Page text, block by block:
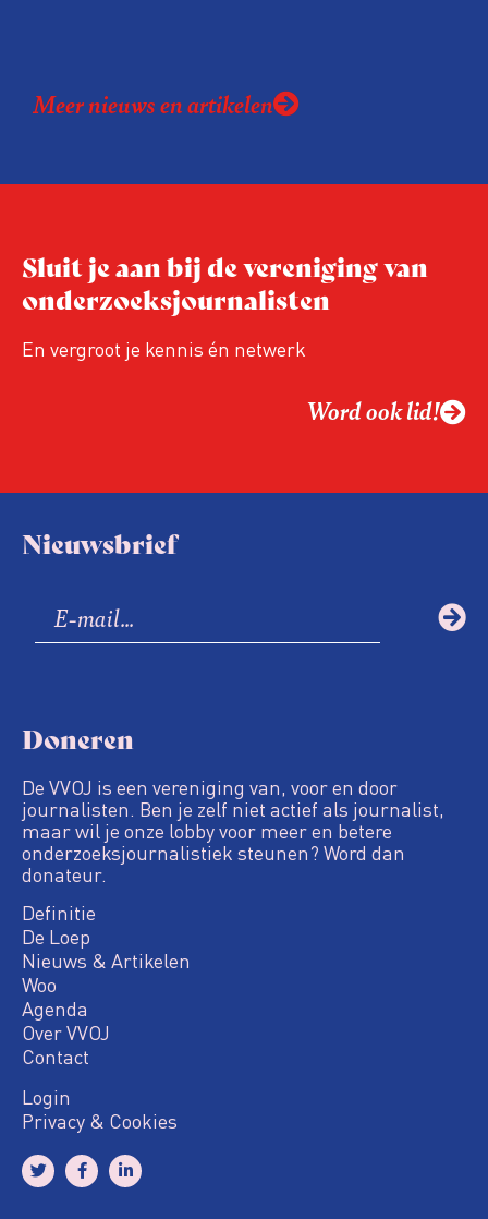
Meer nieuws en artikelen
Sluit je aan bij de vereniging van
onderzoeksjournalisten
En vergroot je kennis én netwerk
Word ook lid!
Nieuwsbrief
Doneren
De VVOJ is een vereniging van, voor en door
journalisten. Ben je zelf niet actief als journalist,
maar wil je onze lobby voor meer en betere
onderzoeksjournalistiek steunen? Word dan
donateur.
Definitie
De Loep
Nieuws & Artikelen
Woo
Agenda
Over VVOJ
Contact
Login
Privacy & Cookies